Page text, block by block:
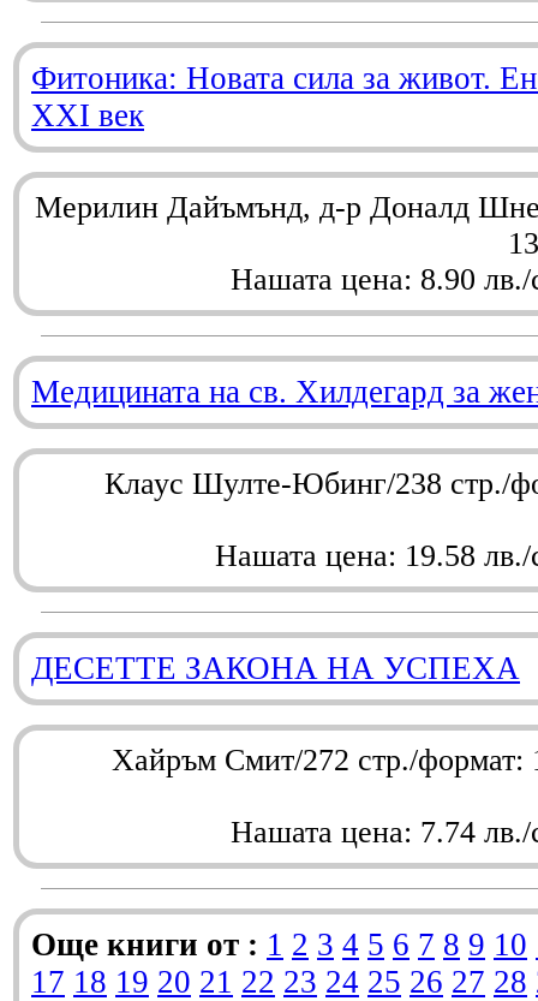
Фитоника: Новата сила за живот.
XXI век
Мерилин Дайъмънд, д-р Доналд
Нашата цена: 8.90 лв./
Медицината на св. Хилдегард за
Клаус Шулте-Юбинг/238 стр./
Нашата цена: 19.58 лв./
ДЕСЕТТЕ ЗАКОНА НА УСПЕХА
Хайръм Смит/272 стр./
Нашата цена: 7.74 лв./
Още книги от : 1 2 3 4 5 6 7 8 9 10
17 18 19 20 21 22 23 24 25 26 27 28